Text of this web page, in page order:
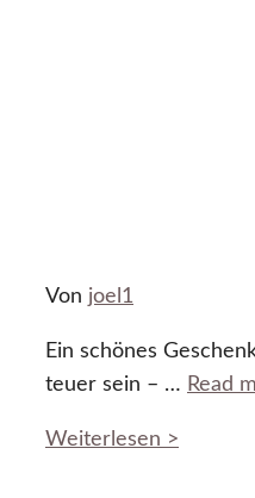
Von joel1
Ein schönes
teuer sein – … Read
Weiterlesen >